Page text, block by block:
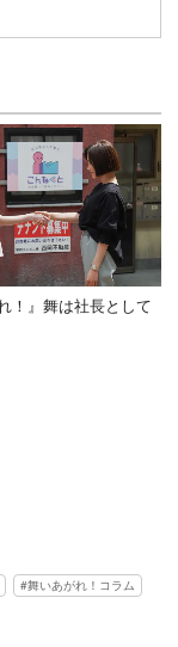
！』舞は社長として
舞いあがれ！コラム